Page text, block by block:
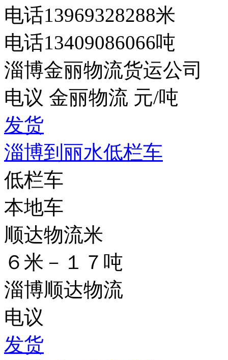
电话13969328288米
电话13409086066吨
淄博金丽物流货运公司
电议 金丽物流 元/吨
发货
淄博到丽水低栏车
低栏车
本地车
顺达物流米
６米－１７吨
淄博顺达物流
电议
发货